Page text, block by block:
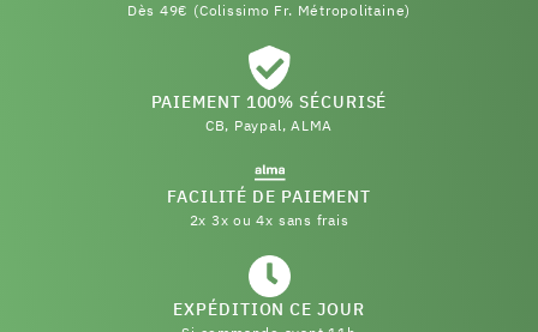
Dès 49€ (Colissimo Fr. Métropolitaine)
PAIEMENT 100% SÉCURISÉ
CB, Paypal, ALMA
FACILITÉ DE PAIEMENT
2x 3x ou 4x sans frais
EXPÉDITION CE JOUR